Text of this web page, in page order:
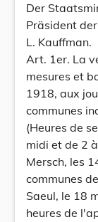
Der
Präsident
L. Kauffman.
Art. 1er. La
mesures et
1918, aux
communes
(Heures de
midi et de 2
Mersch, les
communes
Saeul, le 18
heures de